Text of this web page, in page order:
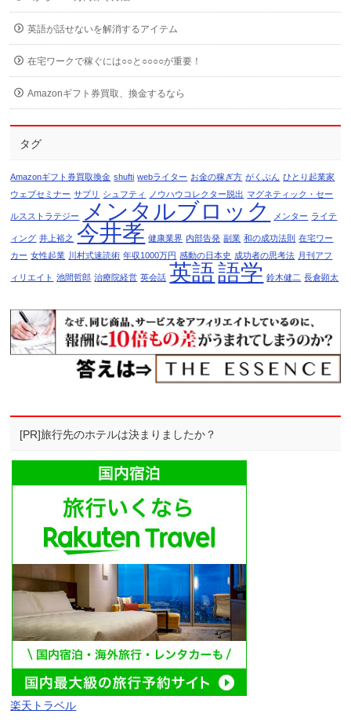
英語が話せないを解消するアイテム
在宅ワークで稼ぐには○○と○○○○が重要！
Amazonギフト券買取、換金するなら
タグ
Amazonギフト券買取換金 shufti webライター お金の稼ぎ方 がくぶん ひとり起業家
ウェブセミナー サプリ シュフティ ノウハウコレクター脱出 マグネティック・セー
ルスストラテジー メンタルブロック メンター ライテ
ィング 井上裕之 今井孝 健康業界 内部告発 副業 和の成功法則 在宅ワー
カー 女性起業 川村式速読術 年収1000万円 感動の日本史 成功者の思考法 月刊アフ
ィリエイト 池間哲郎 治療院経営 英会話 英語語学 鈴木健二 長倉顕太
[PR]旅行先のホテルは決まりましたか？
楽天トラベル